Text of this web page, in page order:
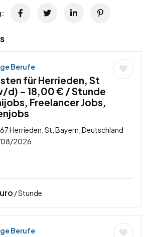
Berufe
für Herrieden, St
d) – 18,00 € / Stunde
Freelancer Jobs,
Herrieden, St, Bayern, Deutschland
2026
/ Stunde
Berufe